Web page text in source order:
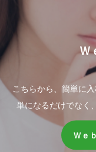
Ｗ
こちらから、簡単に
単になるだけでなく
Ｗｅ